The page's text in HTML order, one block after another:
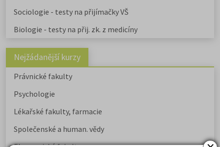
Sociologie - testy na přijímačky VŠ
Biologie - testy na přij. zk. z medicíny
Nejžádanější kurzy
Právnické fakulty
Psychologie
Lékařské fakulty, farmacie
Společenské a human. vědy